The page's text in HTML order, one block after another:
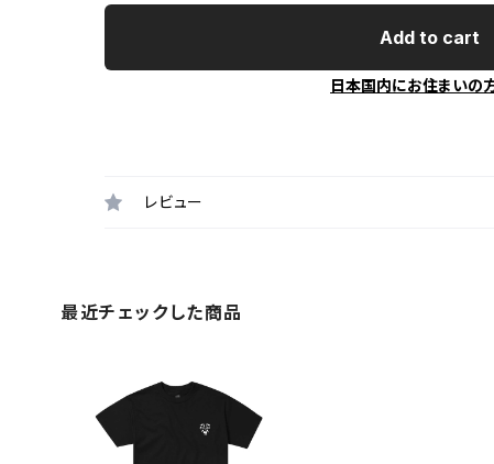
Add to cart
日本国内にお住まいの
レビュー
最近チェックした商品